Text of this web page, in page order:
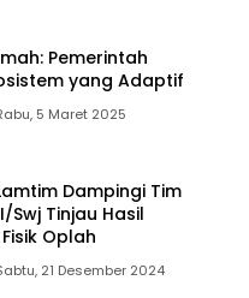
Pemerintah
yang Adaptif
5 Maret 2025
Dampingi Tim
Tinjau Hasil
Oplah
21 Desember 2024